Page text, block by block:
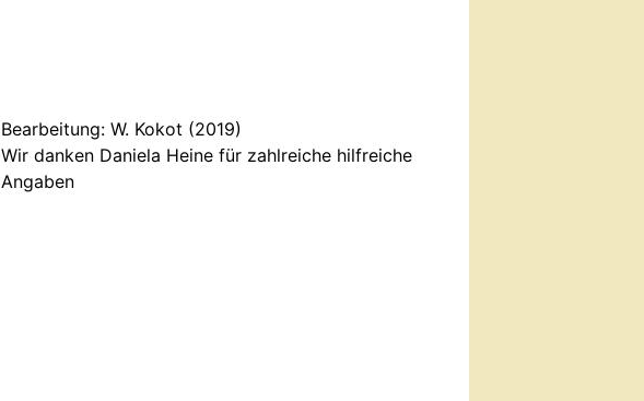
Bearbeitung: W. Kokot (2019)
Wir danken Daniela Heine für zahlreiche hilfreiche
Angaben